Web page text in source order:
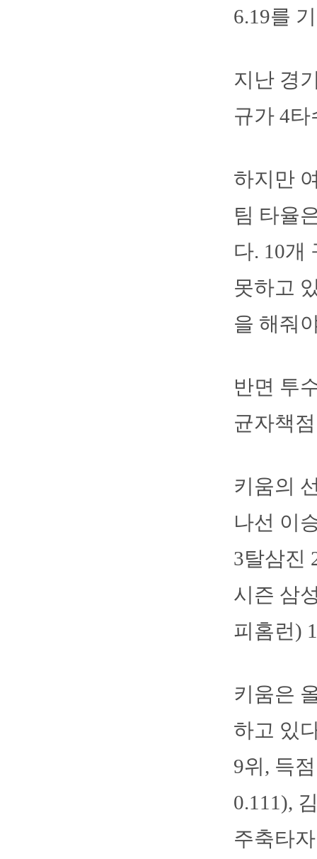
6.19를
지난 경
규가 4
하지만
팀 타율
다. 10개
못하고
을 해줘
반면 투
균자책
키움의
나선 이
3탈삼진
시즌 삼
피홈런)
키움은
하고 있
9위, 득
0.111),
주축타